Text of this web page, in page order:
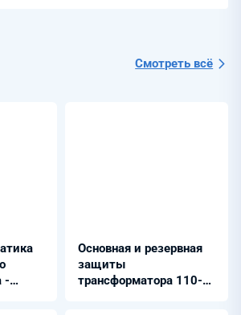
Смотреть всё
-
Основная и резервная
защиты
трансформатора 110-